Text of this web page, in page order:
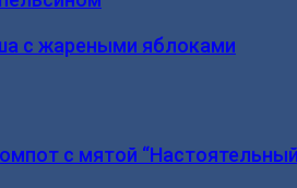
с жареными яблоками
с мятой